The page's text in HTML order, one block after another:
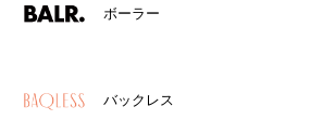
ボーラー
バックレス